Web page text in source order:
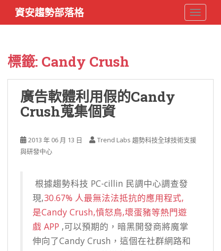
i
資安趨勢部落格
標籤: Candy Crush
廣告軟體利用假的Candy
Crush蒐集個資
2013 年 06 月 13 日
Trend Labs 趨勢科技全球技術支援
與研發中心
根據趨勢科技 PC-cillin 民調中心調查發
現,30.67% 人最無法法抵抗的應用程式,
是Candy Crush,憤怒鳥,壞蛋豬等熱門遊
戲 APP ,可以預期的，暗黑開發商將魔掌
伸向了Candy Crush，這個在社群網路和